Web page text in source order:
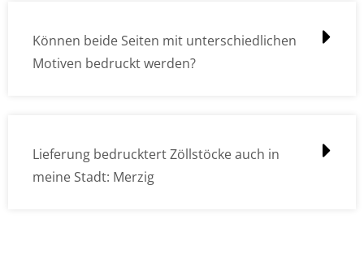
Können beide Seiten mit unterschiedlichen
Motiven bedruckt werden?
Lieferung bedrucktert Zöllstöcke auch in
meine Stadt: Merzig